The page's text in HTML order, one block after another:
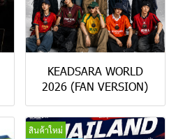
KEADSARA WORLD
2026 (FAN VERSION)
สินค้าใหม่